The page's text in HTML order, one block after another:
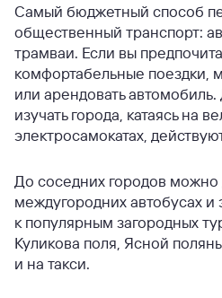
Самый бюджетный способ
общественный транспорт:
трамваи. Если вы
комфортабельные поездки,
или арендовать
изучать города, катаясь на
электросамокатах,
До соседних городов можно
междугородних автобусах и
к популярным загородных
Куликова поля, Ясной
и на такси.